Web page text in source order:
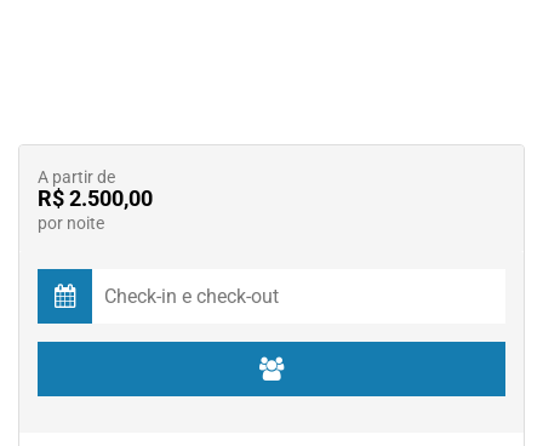
A partir de
R$ 2.500,00
por noite